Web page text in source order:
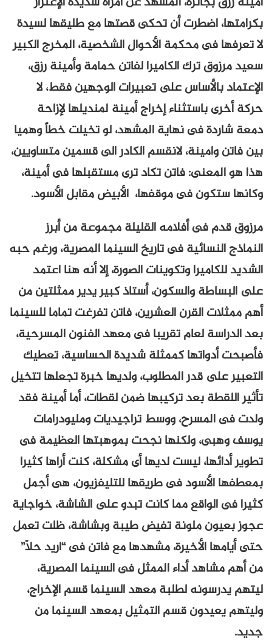
بكرامتها، اضطرت أن تحكى قصتها مع طليقها لسيدة
لا تعرفها فى محكمة الأحوال الشخصية، المخرج الكبير
سعيد مرزوق ترك الكاميرا لفاتن حمامة وأمينة رزق،
الإعتماد بالأساس على تعبيرات الوجهين فقط، لا
حركة أخرى باستثناء إخراج أمينة لمنديلها لإزاحة
دمعة شاردة فى نهاية المشهد، لو تخيلت خطاً وهميا
بين فاتن وامينة، لانقسم الكادر الى قسمين متساويين،
هذا هو المعنى: فاتن تكاد ترى مستقبلها فى أمينة،
وكانها ستكون فى موقفها، الأبيض مقابل الأسود.
مرزوق قدم فى أفلامه القليلة مجموعة من أبرز
النماذج النسائية فى تاريخ السينما المصرية، ورغم حبه
الشديد للكاميرا وتكوينات الصورة، إلا أنه هنا اعتمد
على البساطة والسكون، أستاذ كبير يدير ممثلتين من
أهم ممثلات القرن العشرين، فاتن تفرغت تماما للسينما
بعد الدراسة لعام تقريبا فى معهد الفنون المسرحية،
فأصبحت أدواتها كممثلة شديدة الحساسية، تعطيك
التعبير على قدر المطلوب، ولديها خبرة تجعلها تتخيل
تأثير اللقطة بعد تركيبها ضمن لقطات، أما أمينة فقد
ولدت فى المسرح، ووسط تراجيديات ومليودرامات
يوسف وهبى، ولكنها نجحت بموهبتها العظيمة فى
تطوير أدائها، ليست لديها أى مشكلة، كنت أراها كثيرا
بمعطفها الأسود فى طريقها للتليفزيون، هى أجمل
كثيرا فى الواقع مما كانت تبدو على الشاشة، خواجاية
عجوز بعيون ملونة تفيض طيبة وبشاشة، ظلت تعمل
حتى أيامها الأخيرة، مشهدها مع فاتن فى “اريد حلاّ”
من أهم مشاهد أداء الممثل فى السينما المصرية،
ليتهم يدرسونه لطلبة معهد السينما قسم الإخراج،
وليتهم يعيدون قسم التمثيل بمعهد السينما من
جديد.